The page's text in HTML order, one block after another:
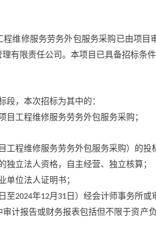
维修服务劳务外包服务采购已由项目
有限责任公司。本项目已具备招标条
段，本次招标为其中的：
目工程维修服务劳务外包服务采购；
工程维修服务劳务外包服务采购）的投
独立法人资格，自主经营、独立核算；
单位法人证明书；
日至2024年12月 31 日）经会计师事务所
计报告或财务报表包括但不限于资产